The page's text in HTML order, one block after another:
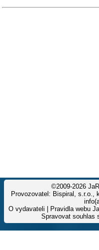
©2009-2026
Provozovatel: Bispiral, s.r.o.,
O vydavateli
Pravidla webu
Spravovat souhlas